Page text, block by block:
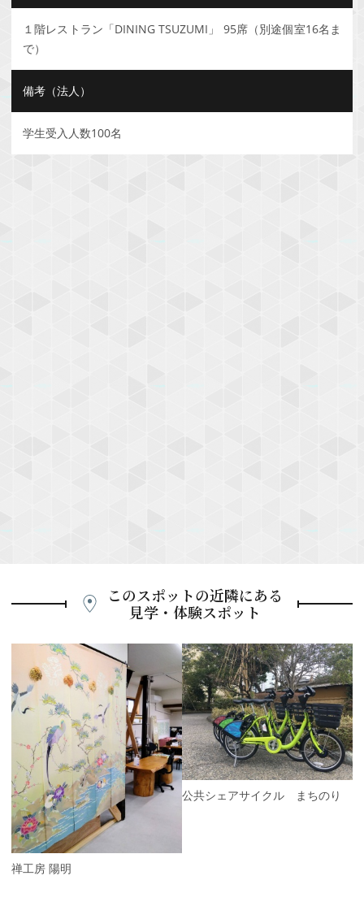
１階レストラン「DINING TSUZUMI」 95席（別途個室16名ま
で）
備考（法人）
学生受入人数100名
このスポットの近隣にある
見学・体験スポット
e
v
i
u
友禅工房 陽明
公共シェアサイクル まちのり
N
e
x
t